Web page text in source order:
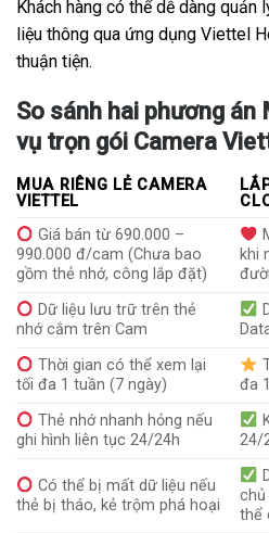
Khách hàng có thể dễ dàng
liệu thông qua ứng dụng Viettel
thuận tiện.
So sánh hai phương án
vụ trọn gói Camera
MUA RIÊNG LẺ CAMERA
VIETTEL
Giá bán từ 690.000 –
990.000 đ/cam (Chưa bao
gồm thẻ nhớ, công lắp đặt)
khi
Dữ liệu lưu trữ trên thẻ
nhớ cắm trên Cam
Thời gian có thể xem lại
tối đa 1 tuần (7 ngày)
đa
Thẻ nhớ nhanh hỏng nếu
ghi hình liên tục 24/24h
24/
Có thể bị mất dữ liệu nếu
thẻ bị tháo, kẻ trộm phá hoại
chủ
thể